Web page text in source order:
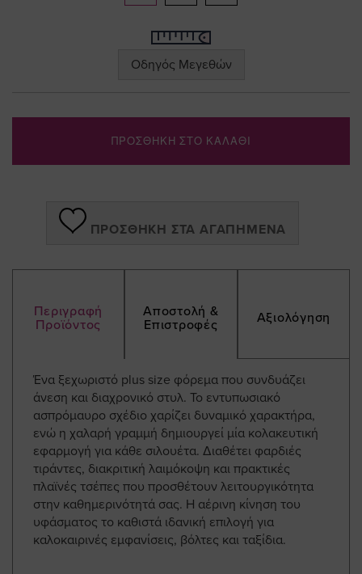
Οδηγός Μεγεθών
ΠΡΟΣΘΗΚΗ ΣΤΟ ΚΑΛΑΘΙ
ΠΡΟΣΘΉΚΗ ΣΤΑ ΑΓΑΠΗΜΈΝΑ
Περιγραφή
Προϊόντος
Αποστολή &
Επιστροφές
Αξιολόγηση
Ένα ξεχωριστό plus size φόρεμα που συνδυάζει
άνεση και διαχρονικό στυλ. Το εντυπωσιακό
ασπρόμαυρο σχέδιο χαρίζει δυναμικό χαρακτήρα,
ενώ η χαλαρή γραμμή δημιουργεί μία κολακευτική
εφαρμογή για κάθε σιλουέτα. Διαθέτει φαρδιές
τιράντες, διακριτική λαιμόκοψη και πρακτικές
πλαϊνές τσέπες που προσθέτουν λειτουργικότητα
στην καθημερινότητά σας. Η αέρινη κίνηση του
υφάσματος το καθιστά ιδανική επιλογή για
καλοκαιρινές εμφανίσεις, βόλτες και ταξίδια.